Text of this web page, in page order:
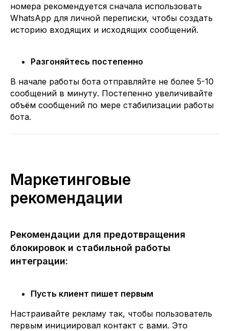
номера рекомендуется сначала использовать
WhatsApp для личной переписки, чтобы создать
историю входящих и исходящих сообщений.
Разгоняйтесь постепенно
В начале работы бота отправляйте не более 5-10
сообщений в минуту. Постепенно увеличивайте
объём сообщений по мере стабилизации работы
бота.
Маркетинговые
рекомендации
Рекомендации для предотвращения
блокировок и стабильной работы
интеграции:
Пусть клиент пишет первым
Настраивайте рекламу так, чтобы пользователь
первым инициировал контакт с вами. Это